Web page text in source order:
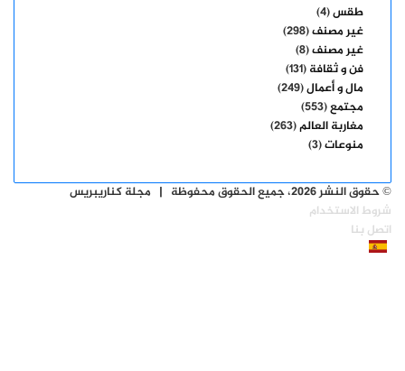
طقس(4)
غير مصنف(298)
غير مصنف(8)
فن و ثقافة(131)
مال و أعمال(249)
مجتمع(553)
مغاربة العالم(263)
منوعات(3)
© حقوق النشر 2026، جميع الحقوق محفوظة | مجلة كناريبريس
شروط الاستخدام
اتصل بنا